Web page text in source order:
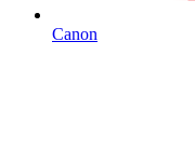
Canon